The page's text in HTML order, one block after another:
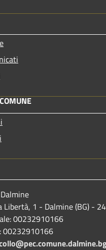
Libertà, 1 - Dalmine (BG) -
00232910166
00232910166